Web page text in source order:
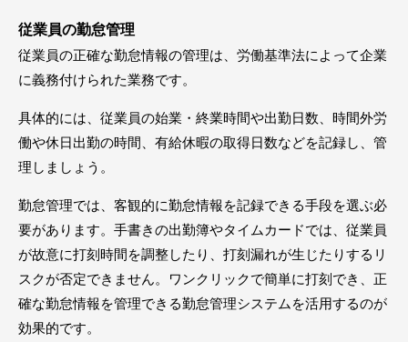
従業員の勤怠管理
従業員の正確な勤怠情報の管理は、労働基準法によって企業
に義務付けられた業務です。
具体的には、従業員の始業・終業時間や出勤日数、時間外労
働や休日出勤の時間、有給休暇の取得日数などを記録し、管
理しましょう。
勤怠管理では、客観的に勤怠情報を記録できる手段を選ぶ必
要があります。手書きの出勤簿やタイムカードでは、従業員
が故意に打刻時間を調整したり、打刻漏れが生じたりするリ
スクが否定できません。ワンクリックで簡単に打刻でき、正
確な勤怠情報を管理できる勤怠管理システムを活用するのが
効果的です。